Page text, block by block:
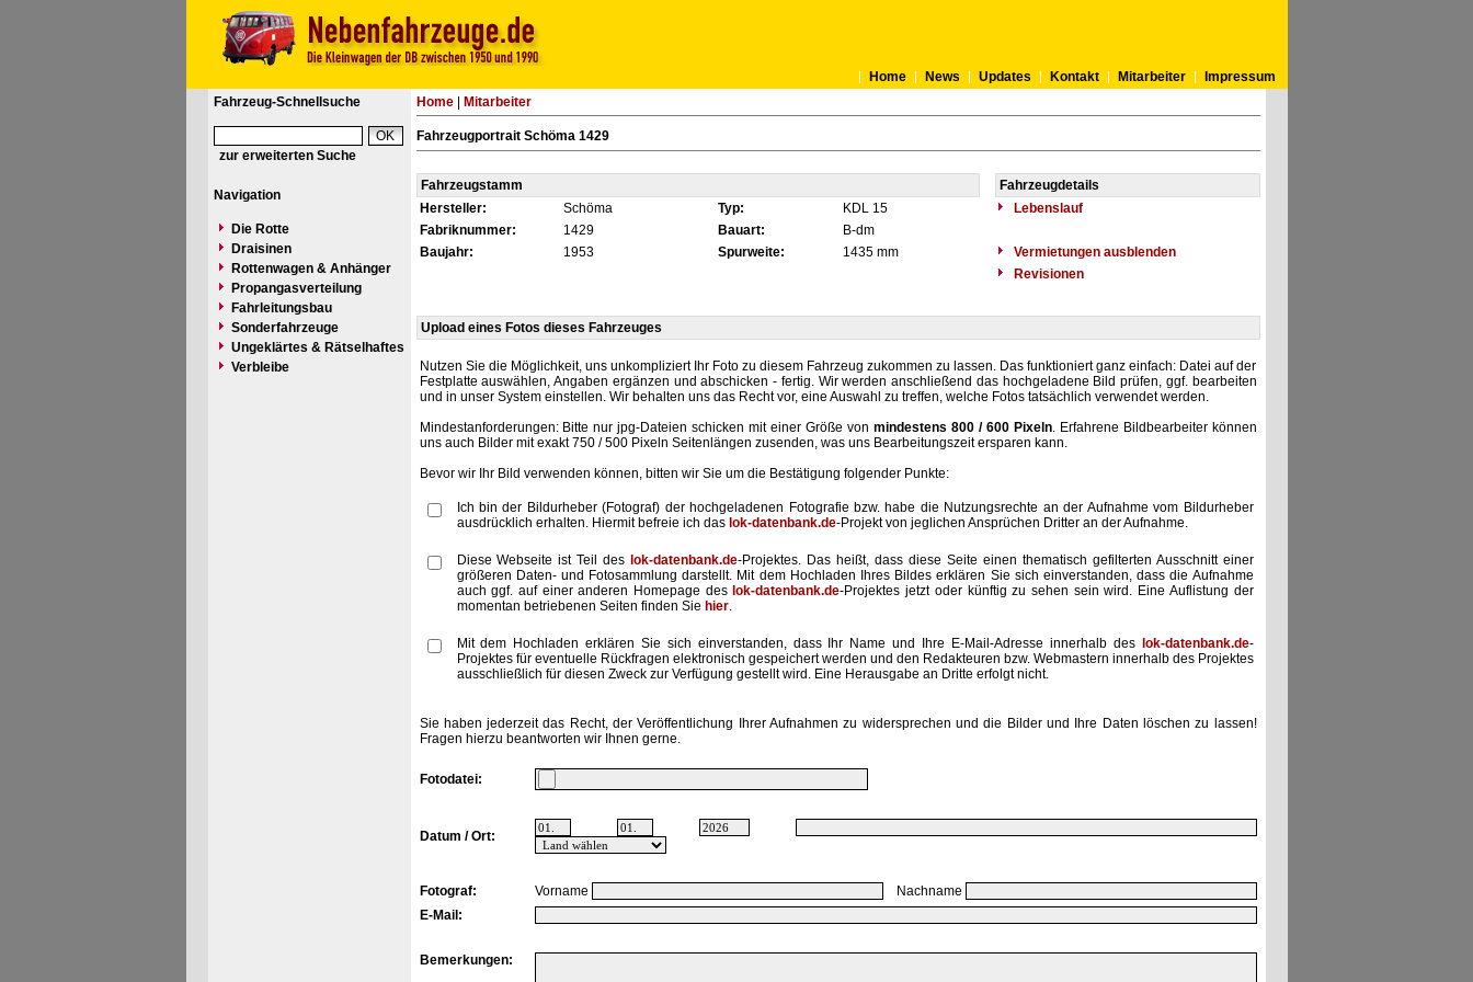
Home News Updates Kontakt Mitarbeiter
Impressum
Fahrzeug-Schnellsuche
zur erweiterten Suche
Navigation
Die Rotte
Draisinen
Rottenwagen & Anhänger
Propangasverteilung
Fahrleitungsbau
Sonderfahrzeuge
Ungeklärtes & Rätselhaftes
Verbleibe
Home| Mitarbeiter
Fahrzeugportrait Schöma 1429
Fahrzeugstamm
Fahrzeugdetails
Hersteller:
Schöma Typ: KDL 15
Lebenslauf
Fabriknummer:
1429 Bauart:
B-dm
Baujahr:
1953 Spurweite: 1435 mm
Vermietungen ausblenden
Revisionen
Upload eines Fotos dieses Fahrzeuges
Nutzen Sie die Möglichkeit, uns unkompliziert Ihr Foto zu diesem Fahrzeug zukommen zu lassen. Das funktioniert ganz einfach: Datei auf der
Festplatte auswählen, Angaben ergänzen und abschicken - fertig. Wir werden anschließend das hochgeladene Bild prüfen, ggf. bearbeiten
und in unser System einstellen. Wir behalten uns das Recht vor, eine Auswahl zu treffen, welche Fotos tatsächlich verwendet werden.
Mindestanforderungen: Bitte nur jpg-Dateien schicken mit einer Größe von mindestens 800 / 600 Pixeln. Erfahrene Bildbearbeiter können
uns auch Bilder mit exakt 750 / 500 Pixeln Seitenlängen zusenden, was uns Bearbeitungszeit ersparen kann.
Bevor wir Ihr Bild verwenden können, bitten wir Sie um die Bestätigung folgender Punkte:
Ich bin der Bildurheber (Fotograf) der hochgeladenen Fotografie bzw. habe die Nutzungsrechte an der Aufnahme vom Bildurheber
ausdrücklich erhalten. Hiermit befreie ich das lok-datenbank.de-Projekt von jeglichen Ansprüchen Dritter an der Aufnahme.
Diese Webseite ist Teil des lok-datenbank.de-Projektes. Das heißt, dass diese Seite einen thematisch gefilterten Ausschnitt einer
größeren Daten- und Fotosammlung darstellt. Mit dem Hochladen Ihres Bildes erklären Sie sich einverstanden, dass die Aufnahme
auch ggf. auf einer anderen Homepage des lok-datenbank.de-Projektes jetzt oder künftig zu sehen sein wird. Eine Auflistung der
momentan betriebenen Seiten finden Sie hier.
Mit dem Hochladen erklären Sie sich einverstanden, dass Ihr Name und Ihre E-Mail-Adresse innerhalb des lok-datenbank.de-
Projektes für eventuelle Rückfragen elektronisch gespeichert werden und den Redakteuren bzw. Webmastern innerhalb des Projektes
ausschließlich für diesen Zweck zur Verfügung gestellt wird. Eine Herausgabe an Dritte erfolgt nicht.
Sie haben jederzeit das Recht, der Veröffentlichung Ihrer Aufnahmen zu widersprechen und die Bilder und Ihre Daten löschen zu lassen!
Fragen hierzu beantworten wir Ihnen gerne.
Fotodatei:
Datum / Ort:
Fotograf: Vorname
Nachname
E-Mail:
Bemerkungen: